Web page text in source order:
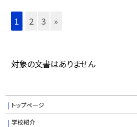
1 2 3 »
対象の文書はありません
トップページ
学校紹介